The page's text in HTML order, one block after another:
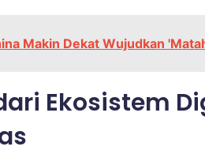
Makin Dekat Wujudkan
Ekosistem